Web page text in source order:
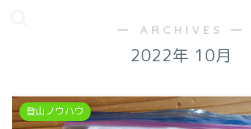
― ARCHIVES ―
2022年 10月
登山ノウハウ